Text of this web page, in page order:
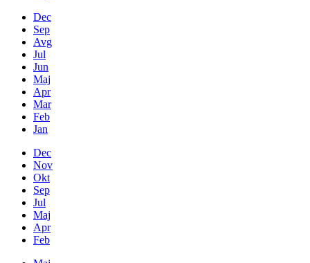
Dec
Sep
Avg
Jul
Jun
Maj
Apr
Mar
Feb
Jan
Dec
Nov
Okt
Sep
Jul
Maj
Apr
Feb